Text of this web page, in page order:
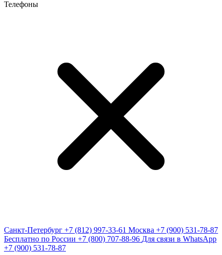
Телефоны
Санкт-Петербург +7 (812) 997-33-61 Москва +7 (900) 531-78-87
Бесплатно по России +7 (800) 707-88-96 Для связи в WhatsApp
+7 (900) 531-78-87